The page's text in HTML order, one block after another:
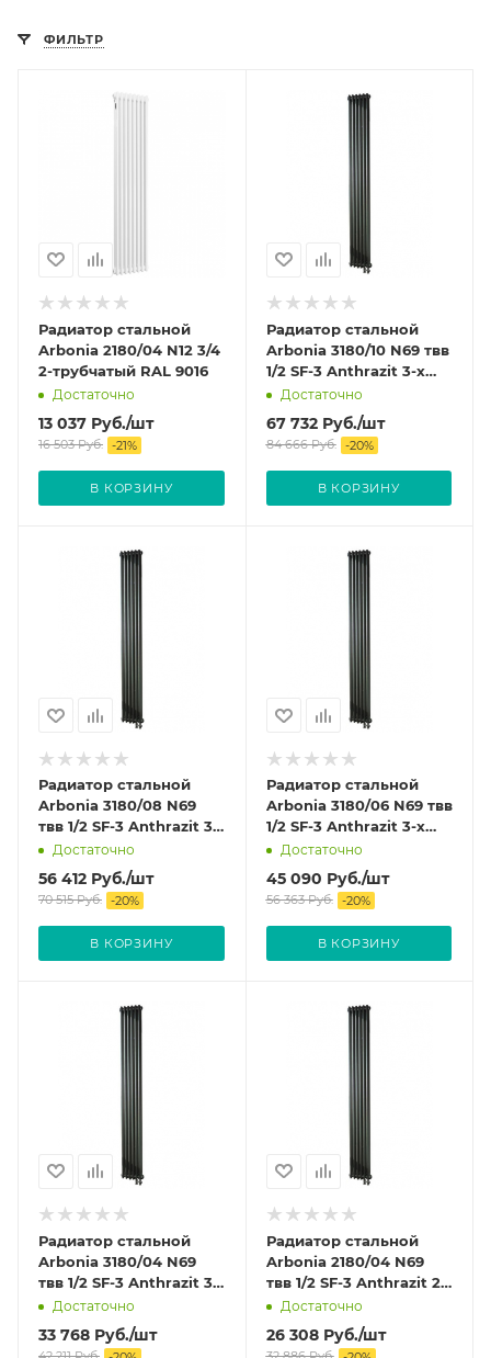
ФИЛЬТР
Радиатор стальной
Arbonia 2180/04 N12 3/4
2-трубчатый RAL 9016
Достаточно
13 037 Руб./шт
16 503Руб. -21%
В КОРЗИНУ
Радиатор стальной
Arbonia 3180/10 N69 твв
1/2 SF-3 Anthrazit 3-х
трубчатый
Достаточно
67 732Руб./шт
84 666Руб. -20%
В КОРЗИНУ
Радиатор стальной
Arbonia 3180/08 N69
твв 1/2 SF-3 Anthrazit 3-
х трубчатый
Достаточно
56 412 Руб./шт
70 515Руб. -20%
В КОРЗИНУ
Радиатор стальной
Arbonia 3180/06 N69 твв
1/2 SF-3 Anthrazit 3-х
трубчатый
Достаточно
45 090 Руб./шт
56 363Руб. -20%
В КОРЗИНУ
Радиатор стальной
Arbonia 3180/04 N69
твв 1/2 SF-3 Anthrazit 3-
х трубчатый
Достаточно
33 768 Руб./шт
Радиатор стальной
Arbonia 2180/04 N69
твв 1/2 SF-3 Anthrazit 2-
х трубчатый
Достаточно
26 308Руб./шт